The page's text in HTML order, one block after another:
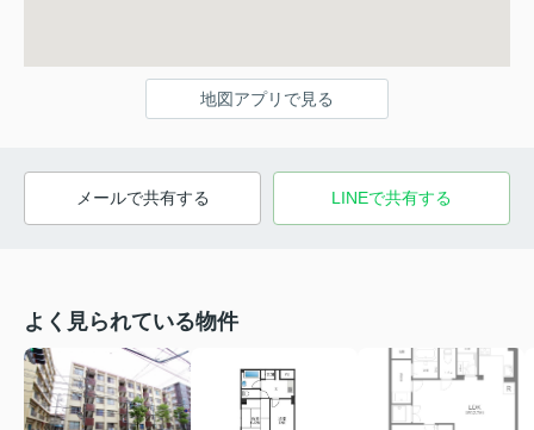
地図アプリで見る
メールで共有する LINEで共有する
よく見られている物件